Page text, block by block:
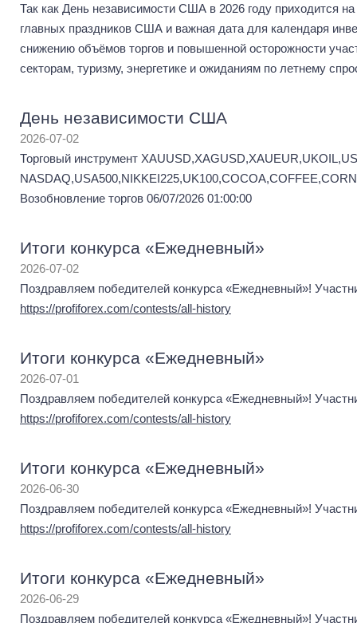
Так как День независимости США в 2026 году приходится
главных праздников США и важная дата для календаря
снижению объёмов торгов и повышенной осторожности
секторам, туризму, энергетике и ожиданиям по летнему
День независимости США
2026-07-02
Торговый инструмент
Возобновление торгов 06/07/2026 01:00:00
Итоги конкурса «Ежедневный»
2026-07-02
Поздравляем победителей конкурса «Ежедневный»!
https://profiforex.com/contests/all-history
Итоги конкурса «Ежедневный»
2026-07-01
Поздравляем победителей конкурса «Ежедневный»!
https://profiforex.com/contests/all-history
Итоги конкурса «Ежедневный»
2026-06-30
Поздравляем победителей конкурса «Ежедневный»!
https://profiforex.com/contests/all-history
Итоги конкурса «Ежедневный»
2026-06-29
Поздравляем победителей конкурса «Ежедневный»!